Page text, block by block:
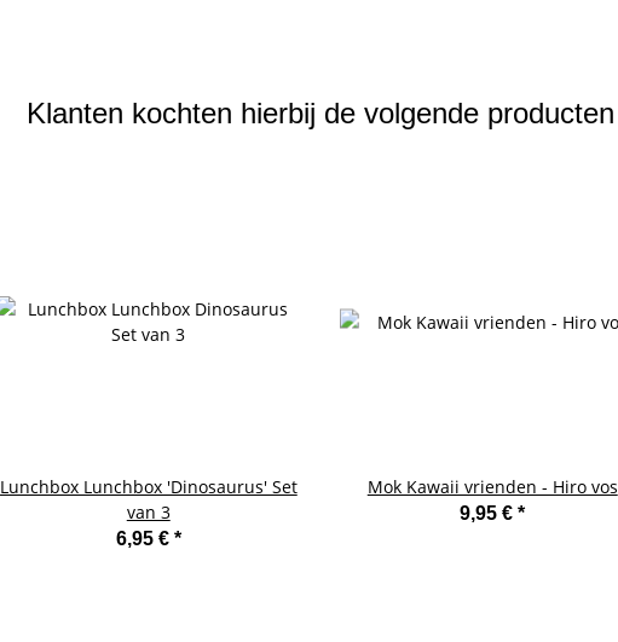
Klanten kochten hierbij de volgende producten
Lunchbox Lunchbox 'Dinosaurus' Set
van 3
6,95 € *
Mok Kawaii vrienden - Hiro vos
9,95 €*